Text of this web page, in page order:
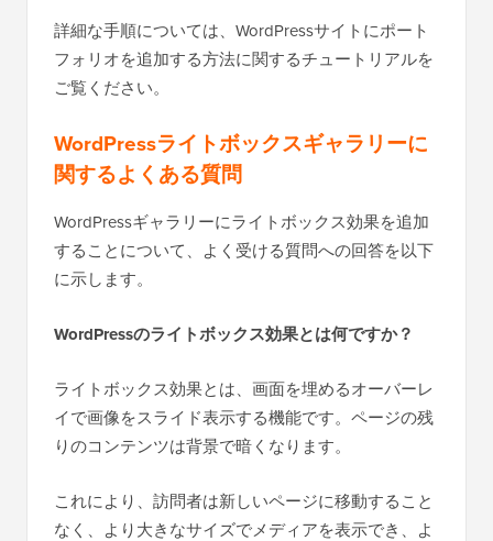
詳細な手順については、WordPressサイトにポート
フォリオを追加する方法に関するチュートリアルを
ご覧ください。
WordPressライトボックスギャラリーに
関するよくある質問
WordPressギャラリーにライトボックス効果を追加
することについて、よく受ける質問への回答を以下
に示します。
WordPressのライトボックス効果とは何ですか？
ライトボックス効果とは、画面を埋めるオーバーレ
イで画像をスライド表示する機能です。ページの残
りのコンテンツは背景で暗くなります。
これにより、訪問者は新しいページに移動すること
なく、より大きなサイズでメディアを表示でき、よ